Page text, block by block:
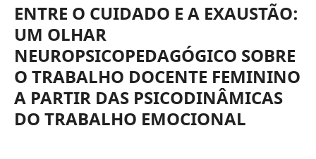
ENTRE O CUIDADO E A EXAUSTÃO:
UM OLHAR
NEUROPSICOPEDAGÓGICO SOBRE
O TRABALHO DOCENTE FEMININO
A PARTIR DAS PSICODINÂMICAS
DO TRABALHO EMOCIONAL